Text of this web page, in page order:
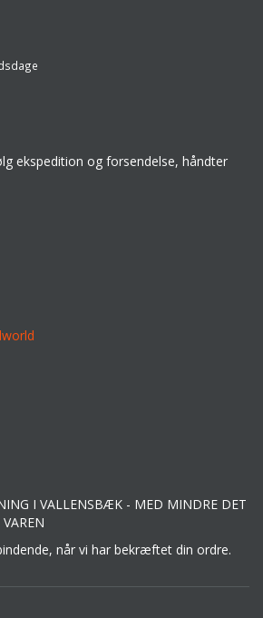
ekspedition og forsendelse, håndter
I VALLENSBÆK - MED MINDRE DET
når vi har bekræftet din ordre.